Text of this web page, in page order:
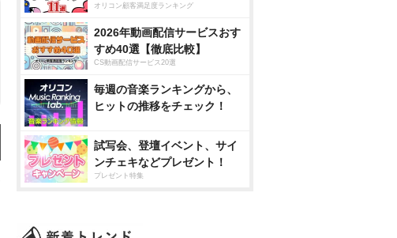
オリコン顧客満足度ランキング
2026年動画配信サービスおす
すめ40選【徹底比較】
CS動画配信サービス20選
毎週の音楽ランキングから、
ヒットの推移をチェック！
試写会、登壇イベント、サイ
ンチェキなどプレゼント！
プレゼント特集